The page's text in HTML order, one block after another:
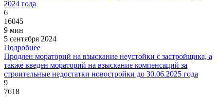
2024 года
6
16045
9 мин
5 сентября 2024
Подробнее
Продлен мораторий на взыскание неустойки с застройщика, а
также введен мораторий на взыскание компенсаций за
строительные недостатки новостройки до 30.06.2025 года
9
7618